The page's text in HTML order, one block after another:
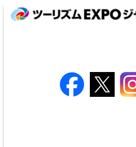
プログラム
来場者・バイヤー登録